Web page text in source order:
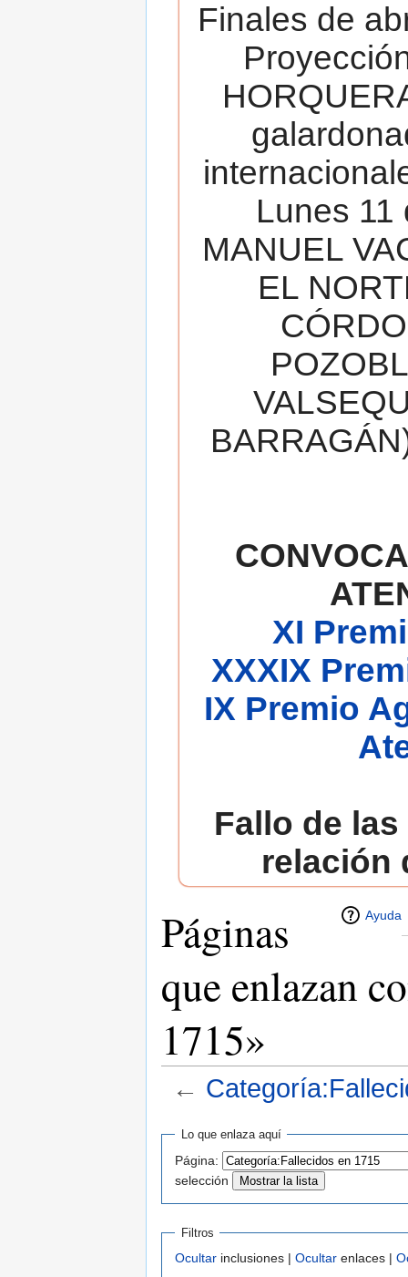
Finales de
Lunes 11
MANUEL
EL
XI
XXXIX
IX Premio
Fallo de
relación
Ayuda
Páginas
que enlazan
1715»
←
Lo que enlaza aquí
Página:
selección
Filtros
Ocultar inclusiones | Ocultar enlaces |